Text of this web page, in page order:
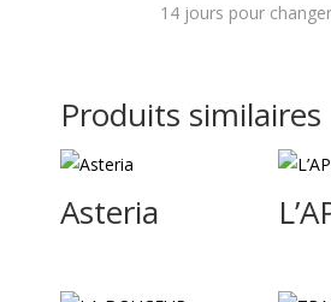
14 jours pour changer
Produits similaires
Asteria